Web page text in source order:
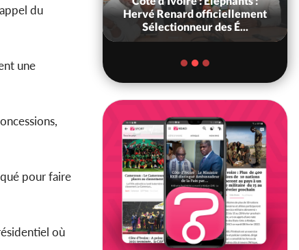
du
une
pour faire
où
(Mé)
Hervé Renard officiellement
Sélectionneur des É...